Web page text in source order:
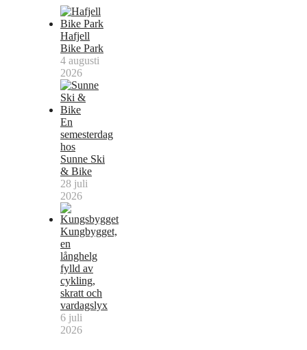
Hafjell
Bike Park
4 augusti
2026
En
semesterdag
hos
Sunne Ski
& Bike
28 juli
2026
Kungbygget,
en
långhelg
fylld av
cykling,
skratt och
vardagslyx
6 juli
2026